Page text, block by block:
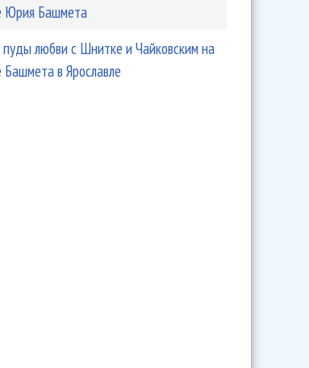
Юрия Башмета
пуды любви с Шнитке и Чайковским на
Башмета в Ярославле